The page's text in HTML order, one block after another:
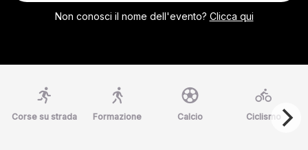
Non conosci il nome dell'evento? Clicca qui
Corse su strada Formazione Calcio Ciclismo